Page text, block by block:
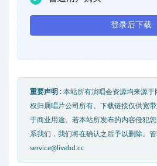
登录后下载
重要声明 : 本站所有演唱会资源均来源
权归属唱片公司所有。下载链接仅供宽
于商业用途。若本站所发布的内容侵犯
系我们，我们将在确认之后予以删除。
service@livebd.cc